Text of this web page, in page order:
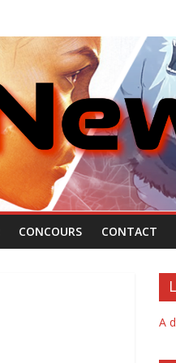
CONCOURS CONTACT
A